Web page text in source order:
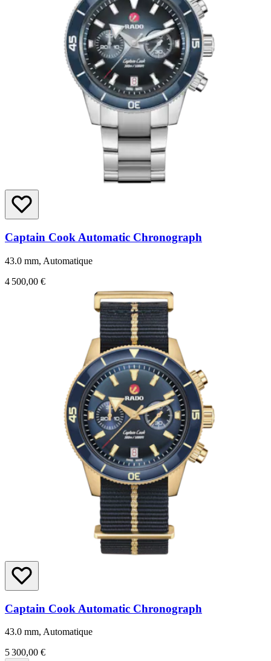
Captain Cook Automatic Chronograph
43.0 mm, Automatique
4 500,00 €
Captain Cook Automatic Chronograph
43.0 mm, Automatique
5 300,00 €